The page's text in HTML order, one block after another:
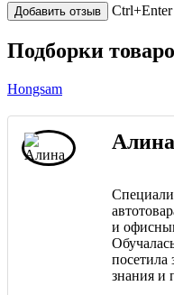
Ctrl+Enter
Подборки
Hongsam
Алина
и
знания и